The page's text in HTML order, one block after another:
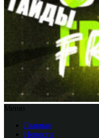
Меню
Главная
Новости